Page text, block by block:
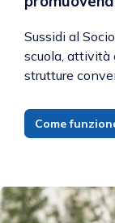
Sussidi al
scuola, attività
strutture
Come